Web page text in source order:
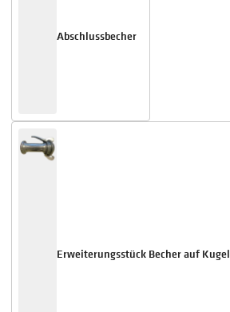
Abschlussbecher
Erweiterungsstück Becher auf Kugel